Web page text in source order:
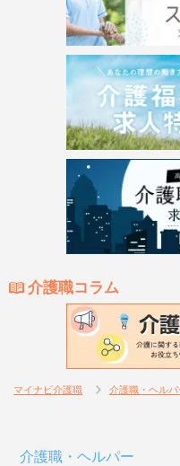
介護職コラム
マイナビ介護職 介護職・ヘルパ
介護職・ヘルパー